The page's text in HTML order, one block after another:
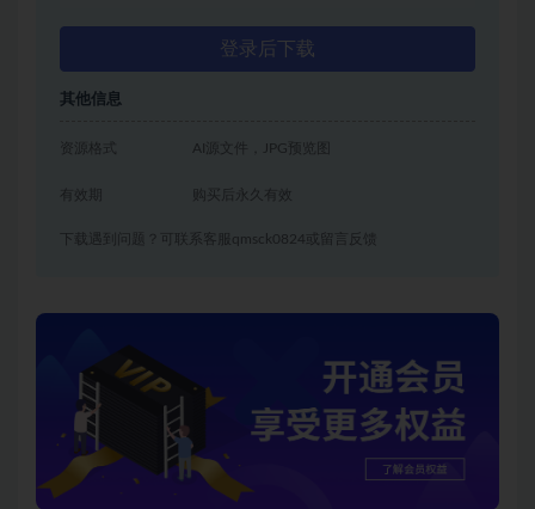
登录后下载
其他信息
资源格式 AI源文件，JPG预览图
有效期 购买后永久有效
下载遇到问题？可联系客服qmsck0824或留言反馈